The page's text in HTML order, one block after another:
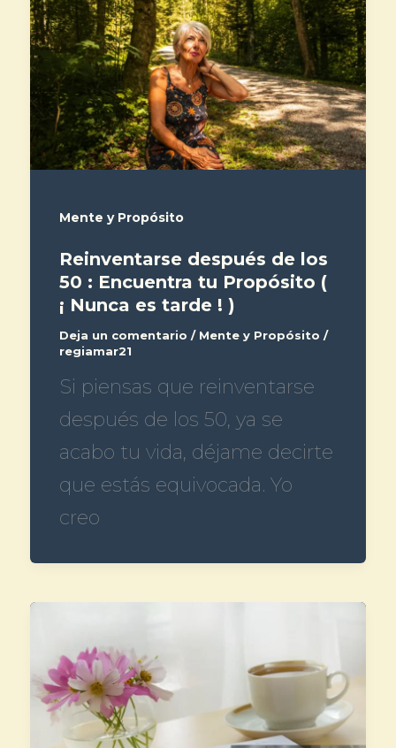
Mente y Propósito
Reinventarse después de los
50 : Encuentra tu Propósito (
¡ Nunca es tarde ! )
Deja un comentario / Mente y Propósito /
regiamar21
Si piensas que reinventarse
después de los 50, ya se
acabo tu vida, déjame decirte
que estás equivocada. Yo
creo